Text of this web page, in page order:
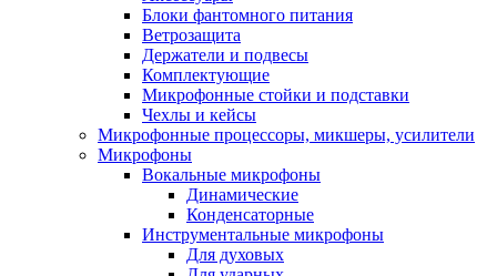
Блоки фантомного питания
Ветрозащита
Держатели и подвесы
Комплектующие
Микрофонные стойки и подставки
Чехлы и кейсы
Микрофонные процессоры, микшеры, усилители
Микрофоны
Вокальные микрофоны
Динамические
Конденсаторные
Инструментальные микрофоны
Для духовых